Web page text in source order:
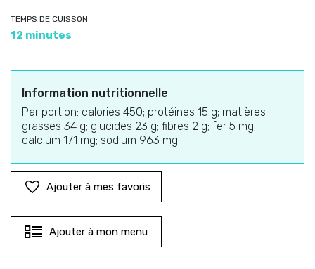
TEMPS DE CUISSON
12 minutes
Information nutritionnelle
Par portion: calories 450; protéines 15 g; matières
grasses 34 g; glucides 23 g; fibres 2 g; fer 5 mg;
calcium 171 mg; sodium 963 mg
Ajouter à mes favoris
Ajouter à mon menu